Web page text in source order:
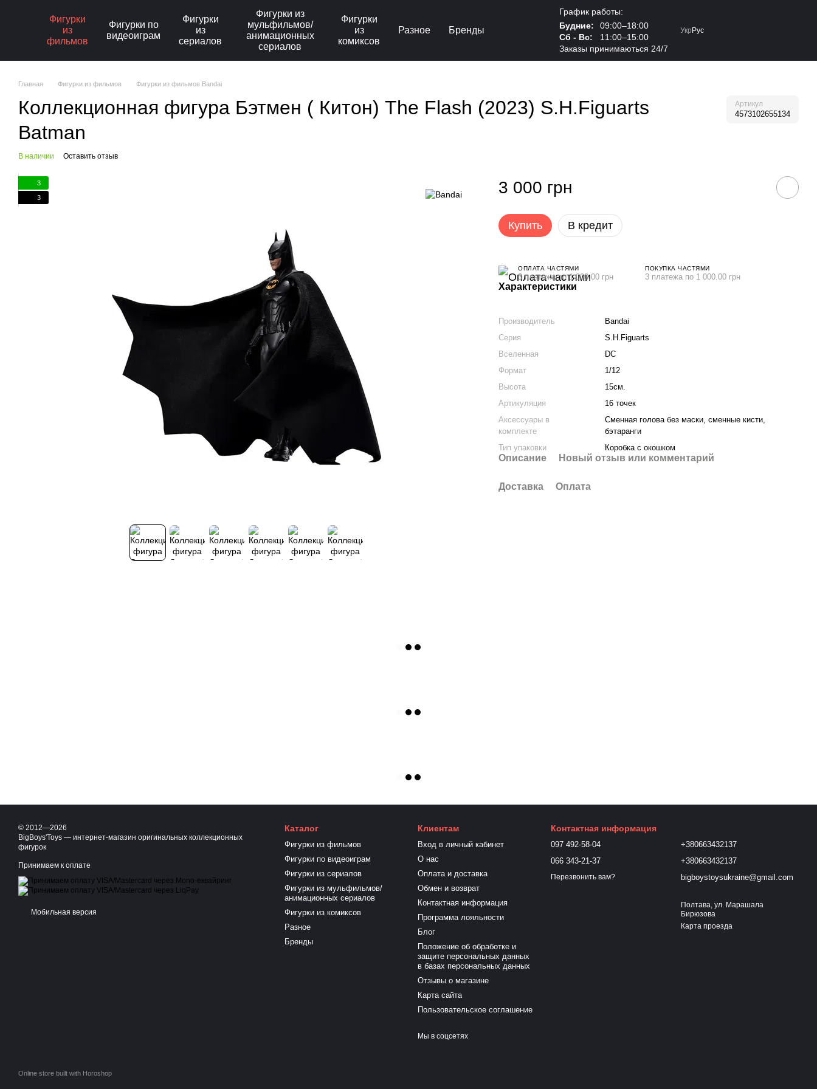
Фигурки
из
фильмов
Фигурки по
видеоиграм
Фигурки
из
сериалов
Фигурки из
мульфильмов/
анимационных
сериалов
Фигурки
из
комиксов
Разное Бренды
График работы:
Будние:
09:00–18:00
Сб - Вс:
11:00–15:00
Заказы принимаються 24/7
Укр Рус
Главная Фигурки из фильмов Фигурки из фильмов Bandai
Коллекционная фигура Бэтмен ( Китон) The Flash (2023) S.H.Figuarts
Batman
Артикул
4573102655134
В наличии Оставить отзыв
3
3
3 000 грн
Купить В кредит
ОПЛАТА ЧАСТЯМИ
3 платежа по 1 000.00 грн
ПОКУПКА ЧАСТЯМИ
3 платежа по 1 000.00 грн
Характеристики
Производитель
Bandai
Серия
S.H.Figuarts
Вселенная
DC
Формат
1/12
Высота
15см.
Артикуляция
16 точек
Аксессуары в
комплекте
Сменная голова без маски, сменные кисти,
бэтаранги
Тип упаковки
Коробка с окошком
Описание Новый отзыв или комментарий
Доставка Оплата
© 2012—2026
BigBoys'Toys — интернет-магазин оригинальных коллекционных
фигурок
Принимаем к оплате
Мобильная версия
Online store built with Horoshop
Каталог
Фигурки из фильмов
Фигурки по видеоиграм
Фигурки из сериалов
Фигурки из мульфильмов/
анимационных сериалов
Фигурки из комиксов
Разное
Бренды
Клиентам
Вход в личный кабинет
О нас
Оплата и доставка
Обмен и возврат
Контактная информация
Программа лояльности
Блог
Положение об обработке и
защите персональных данных
в базах персональных данных
Отзывы о магазине
Карта сайта
Пользовательское соглашение
Мы в соцсетях
Контактная информация
097 492-58-04
066 343-21-37
Перезвонить вам?
+380663432137
+380663432137
bigboystoysukraine@gmail.com
Полтава, ул. Марашала
Бирюзова
Карта проезда